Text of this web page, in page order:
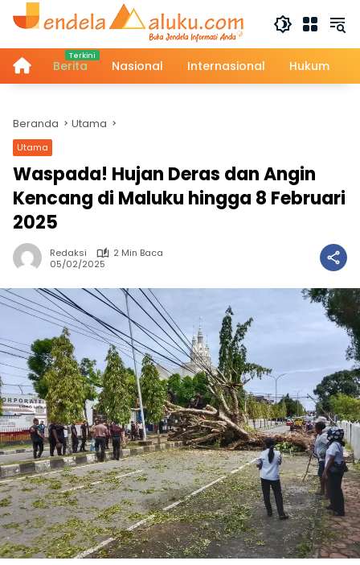
Langsung
HomeBerita Nasional Internasional Hukum
Beranda Utama
Utama
Waspada! Hujan Deras dan Angin
Kencang di Maluku hingga 8 Februari
2025
Redaksi
2 Min Baca
05/02/2025